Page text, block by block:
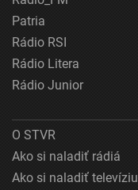
Patria
Rádio RSI
Rádio Litera
Rádio Junior
O STVR
Ako si naladiť rádiá
Ako si naladiť televíziu